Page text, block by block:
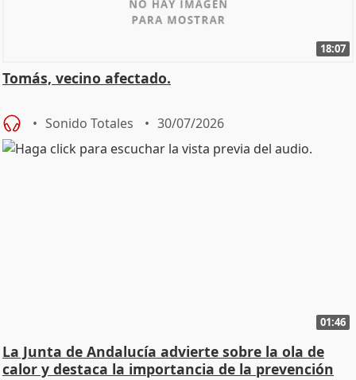
18:07
Tomás, vecino afectado.
Sonido Totales 30/07/2026
01:46
La Junta de Andalucía advierte sobre la ola de
calor y destaca la importancia de la prevención